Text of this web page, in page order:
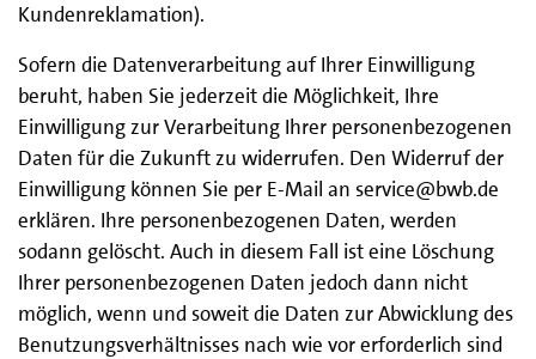
Kundenreklamation).
Sofern die Datenverarbeitung auf Ihrer Einwilligung
beruht, haben Sie jederzeit die Möglichkeit, Ihre
Einwilligung zur Verarbeitung Ihrer personenbezogenen
Daten für die Zukunft zu widerrufen. Den Widerruf der
Einwilligung können Sie per E-Mail an service@bwb.de
erklären. Ihre personenbezogenen Daten, werden
sodann gelöscht. Auch in diesem Fall ist eine Löschung
Ihrer personenbezogenen Daten jedoch dann nicht
möglich, wenn und soweit die Daten zur Abwicklung des
Benutzungsverhältnisses nach wie vor erforderlich sind